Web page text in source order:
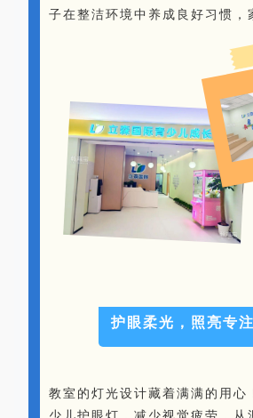
子在整洁环境中养成良好习惯，
护眼柔光，照亮专
教室的灯光设计藏着满满的用心
少儿护眼灯，减少视觉疲劳，从